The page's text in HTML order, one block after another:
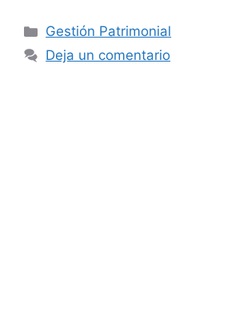
Gestión Patrimonial
Deja un comentario